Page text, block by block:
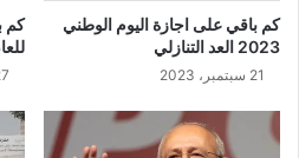
كم باقي على اجازة اليوم الوطني
2023 العد التنازلي
21 سبتمبر، 2023
كم
للعام
27